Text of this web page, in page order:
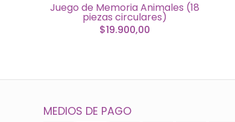
Juego de Memoria Animales (18
piezas circulares)
$19.900,00
MEDIOS DE PAGO